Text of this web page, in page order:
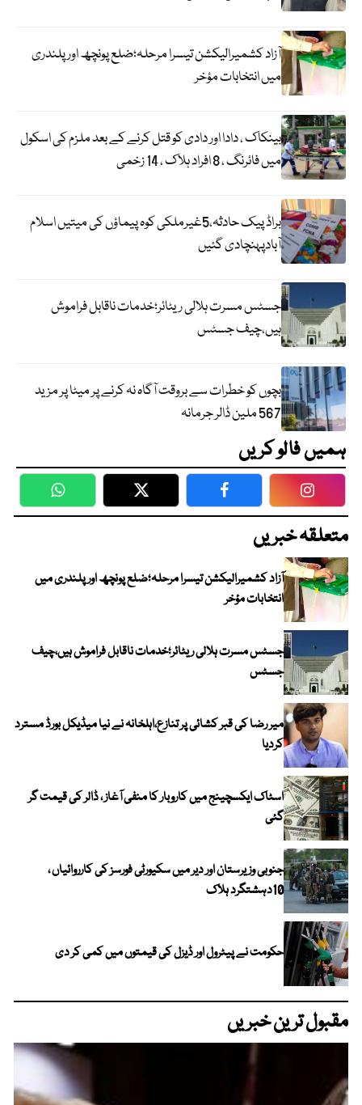
آزاد کشمیرالیکشن تیسرا مرحلہ؛ضلع پونچھ اور پلندری
میں انتخابات مؤخر
بینکاک ، دادا اور دادی کو قتل کرنے کے بعد ملزم کی اسکول
میں فائرنگ ، 8 افراد ہلاک ، 14 زخمی
براڈ پیک حادثہ،5غیرملکی کوہ پیماؤں کی میتیں اسلام
آبادپہنچادی گئیں
جسٹس مسرت ہلالی ریٹائر؛خدمات ناقابل فراموش
ہیں،چیف جسٹس
بچوں کو خطرات سے بروقت آگاہ نہ کرنے پر میٹا پر مزید
567 ملین ڈالر جرمانہ
ہمیں فالو کریں
WhatsApp Twitter Facebook
متعلقہ خبریں
آزاد کشمیرالیکشن تیسرا مرحلہ؛ضلع پونچھ اور پلندری میں
انتخابات مؤخر
جسٹس مسرت ہلالی ریٹائر؛خدمات ناقابل فراموش ہیں،چیف
جسٹس
میر رضا کی قبر کشائی پر تنازع،اہلخانہ نے نیا میڈیکل بورڈ مسترد
کردیا
اسٹاک ایکسچینج میں کاروبار کا منفی آغاز ، ڈالر کی قیمت گر
گئی
جنوبی وزیرستان اور دیر میں سکیورٹی فورسز کی کارروائیاں ،
10دہشتگرد ہلاک
حکومت نے پیٹرول اور ڈیزل کی قیمتوں میں کمی کر دی
مقبول ترین خبریں